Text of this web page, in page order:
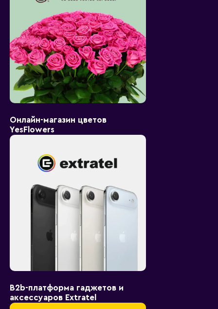
Онлайн-магазин цветов
YesFlowers
B2b-платформа гаджетов и
аксессуаров Extratel